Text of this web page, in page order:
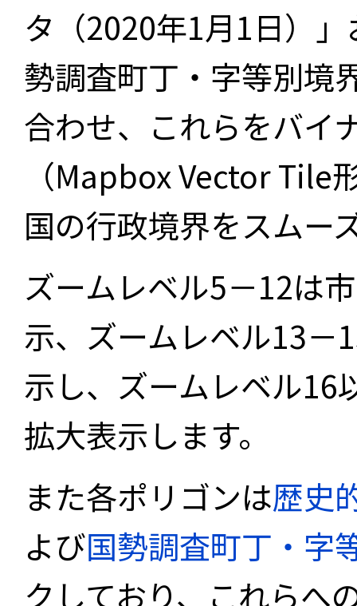
タ（2020年1月1日）
勢調査町丁・字等別境
合わせ、これらをバイ
（Mapbox Vector Tile
国の行政境界をスムー
ズームレベル5－12は
示、ズームレベル13－
示し、ズームレベル16
拡大表示します。
また各ポリゴンは歴史
よび国勢調査町丁・字
クしており、これらへ